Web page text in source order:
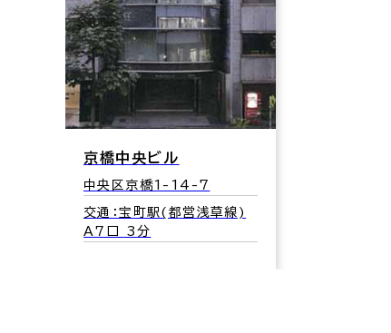
京橋中央ビル
中央区京橋1-14-7
交通：宝町駅(都営浅草線)
A7口 3分